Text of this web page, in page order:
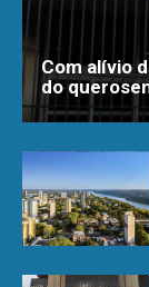
Com alívio
do